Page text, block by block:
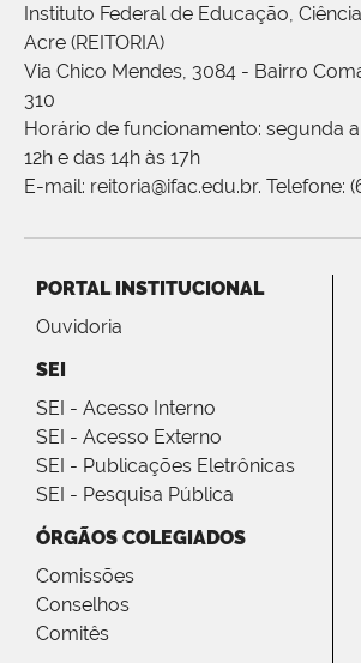
Instituto Federal de Educação,
Acre (REITORIA)
Via Chico Mendes, 3084 - Bairro
310
Horário de funcionamento: segunda
12h e das 14h às 17h
E-mail: reitoria@ifac.edu.br. Telefone:
PORTAL INSTITUCIONAL
Ouvidoria
SEI
SEI - Acesso Interno
SEI - Acesso Externo
SEI - Publicações Eletrônicas
SEI - Pesquisa Pública
ÓRGÃOS COLEGIADOS
Comissões
Conselhos
Comitês